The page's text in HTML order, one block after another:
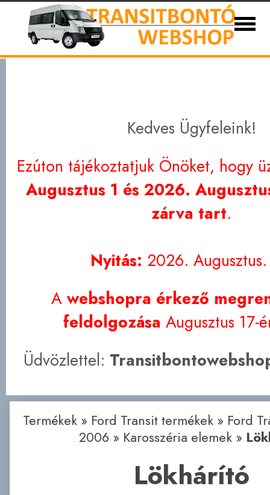
Ford Transit bontott és új alkatrészek
Eladó autóink Kapcsolat Partnerek
Adatvédelem
Kedves Ügyfeleink!
Ezúton tájékoztatjuk Önöket, hogy
Augusztus 1 és 2026.
zárva tart.
Nyitás: 2026.
A webshopra érkező
feldolgozása Augusztus 17-
Üdvözlettel:
Termékek» Ford Transit termékek» Ford
2006» Karosszéria elemek»
Lökhárító